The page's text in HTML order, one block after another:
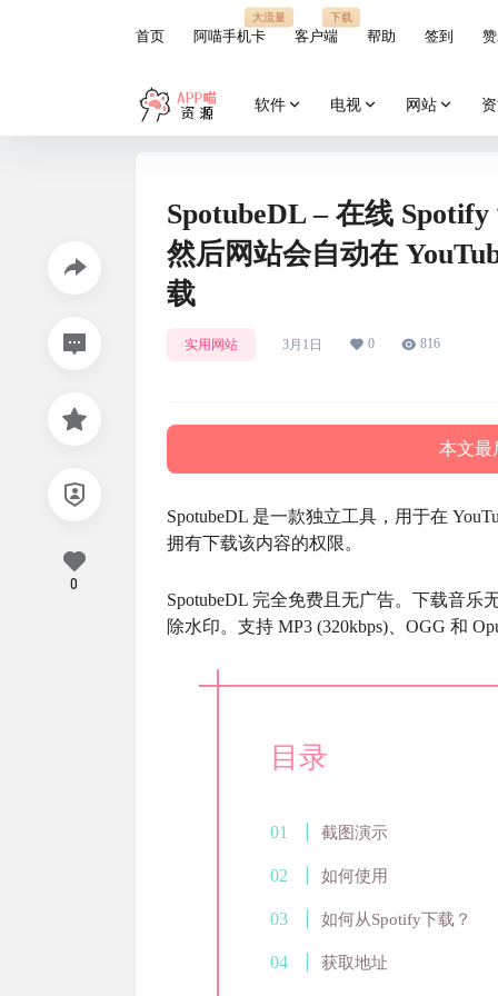
首页 阿喵手机卡
大流量
客户端
下载
帮助 签到
软件 电视 网站
SpotubeDL – 在线
然后网站会自动在
载
实用网站 3月1日 0 816
本文最
SpotubeDL 是一款独立工具，用于在
拥有下载该内容的权限。
SpotubeDL 完全免费且无广告。下载音
除水印。支持 MP3 (320kbps)、OGG 和
目录
截图演示
如何使用
如何从Spotify下载？
获取地址
0